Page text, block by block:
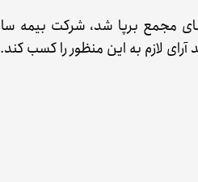
مجمع برپا شد، شرکت بیمه
لازم به این منظور را کسب کند.